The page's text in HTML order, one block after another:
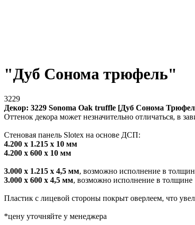
"Дуб Сонома трюфель"
3229
Декор: 3229 Sonoma Oak truffle [Дуб Сонома
Оттенок декора может незначительно отличаться, в
Стеновая панель Slotex на основе ДСП:
4.200 х 1.215 х 10 мм
4.200 х 600 х 10 мм
3.000 х 1.215 х 4,5 мм, возможно исполнение в
3.000 х 600 х 4,5 мм, возможно исполнение в толщине
Пластик с лицевой стороны покрыт оверлеем, что
*цену уточняйте у менеджера